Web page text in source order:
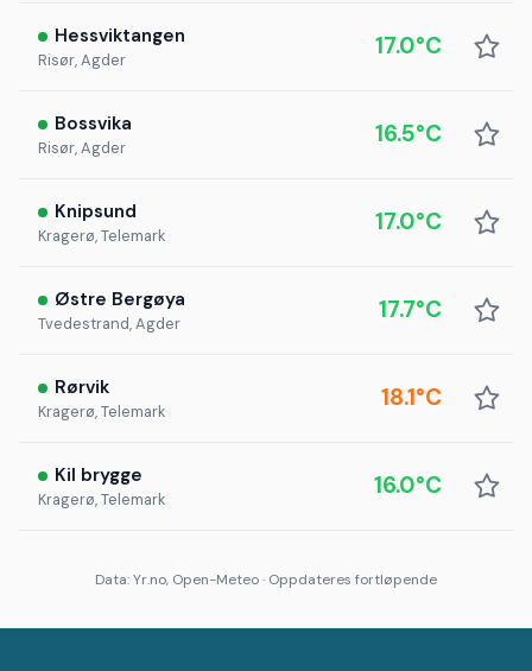
Hessviktangen
Risør, Agder 17.0°C
Bossvika
Risør, Agder 16.5°C
Knipsund
Kragerø, Telemark 17.0°C
Østre Bergøya
Tvedestrand, Agder 17.7°C
Rørvik
Kragerø, Telemark 18.1°C
Kil brygge
Kragerø, Telemark 16.0°C
Data: Yr.no, Open-Meteo · Oppdateres fortløpende